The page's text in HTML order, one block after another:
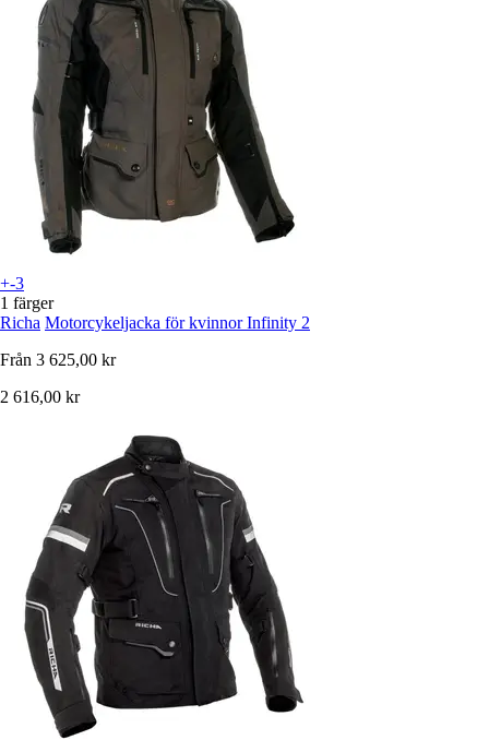
+-3
1 färger
Richa Motorcykeljacka för kvinnor Infinity 2
Från 3 625,00 kr
2 616,00 kr